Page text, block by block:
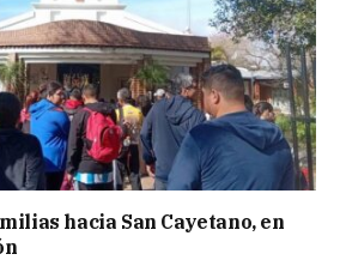
hacia San Cayetano, en